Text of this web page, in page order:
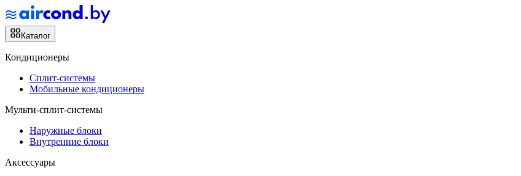
Каталог
Кондиционеры
Сплит-системы
Мобильные кондиционеры
Мульти-сплит-системы
Наружные блоки
Внутренние блоки
Аксессуары